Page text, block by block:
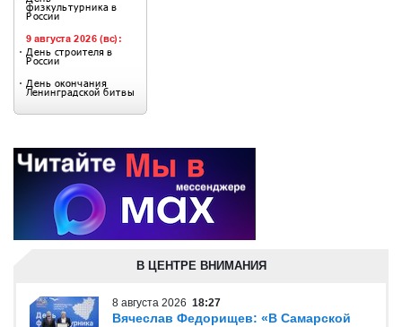
В ЦЕНТРЕ ВНИМАНИЯ
8 августа 2026 18:27
Вячеслав Федорищев: «В Самарской